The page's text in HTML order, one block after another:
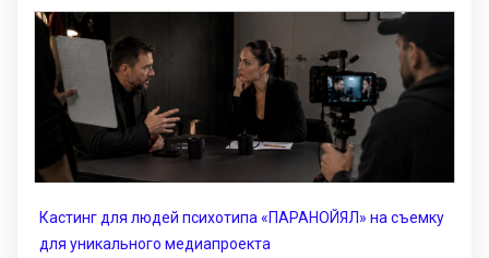
Кастинг для людей психотипа «ПАРАНОЙЯЛ» на съемку
для уникального медиапроекта